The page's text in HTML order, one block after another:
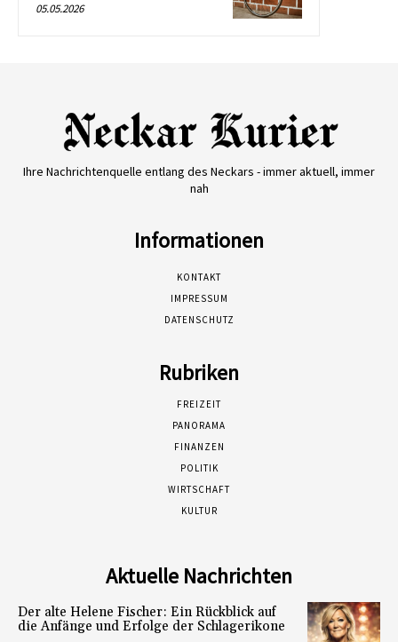
05.05.2026
Ihre Nachrichtenquelle entlang des Neckars - immer aktuell, immer
nah
Informationen
KONTAKT
IMPRESSUM
DATENSCHUTZ
Rubriken
FREIZEIT
PANORAMA
FINANZEN
POLITIK
WIRTSCHAFT
KULTUR
Aktuelle Nachrichten
Der alte Helene Fischer: Ein Rückblick auf
die Anfänge und Erfolge der Schlagerikone